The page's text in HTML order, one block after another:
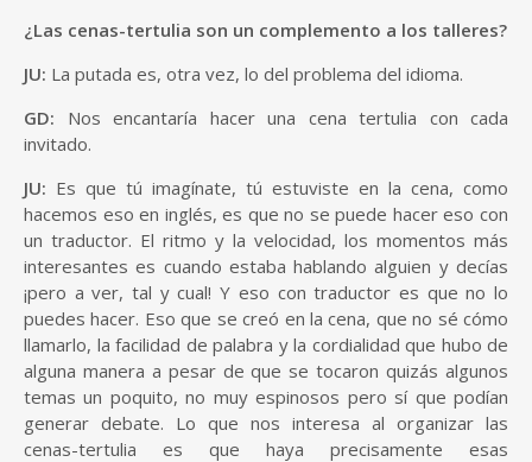
¿Las cenas-tertulia son un complemento a los talleres?
JU: La putada es, otra vez, lo del problema del idioma.
GD: Nos encantaría hacer una cena tertulia con cada
invitado.
JU: Es que tú imagínate, tú estuviste en la cena, como
hacemos eso en inglés, es que no se puede hacer eso con
un traductor. El ritmo y la velocidad, los momentos más
interesantes es cuando estaba hablando alguien y decías
¡pero a ver, tal y cual! Y eso con traductor es que no lo
puedes hacer. Eso que se creó en la cena, que no sé cómo
llamarlo, la facilidad de palabra y la cordialidad que hubo de
alguna manera a pesar de que se tocaron quizás algunos
temas un poquito, no muy espinosos pero sí que podían
generar debate. Lo que nos interesa al organizar las
cenas-tertulia es que haya precisamente esas